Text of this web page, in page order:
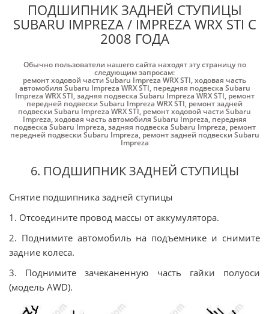
ПОДШИПНИК ЗАДНЕЙ СТУПИЦЫ
SUBARU IMPREZA / IMPREZA WRX STI С
2008 ГОДА
Обычно пользователи нашего сайта находят эту страницу по
следующим запросам:
ремонт ходовой части Subaru Impreza WRX STI,ходовая часть
автомобиля Subaru Impreza WRX STI, передняя подвеска Subaru
Impreza WRX STI,задняя подвеска Subaru Impreza WRX STI, ремонт
передней подвески Subaru Impreza WRX STI, ремонт задней
подвески Subaru Impreza WRX STI, ремонт ходовой части Subaru
Impreza,ходовая часть автомобиля Subaru Impreza, передняя
подвеска Subaru Impreza,задняя подвеска Subaru Impreza, ремонт
передней подвески Subaru Impreza, ремонт задней подвески Subaru
Impreza
6. ПОДШИПНИК ЗАДНЕЙ СТУПИЦЫ
Снятие подшипника задней ступицы
1. Отсоедините провод массы от аккумулятора.
2. Поднимите автомобиль на подъемнике и снимите
задние колеса.
3. Поднимите зачеканенную часть гайки полуоси
(модель AWD).